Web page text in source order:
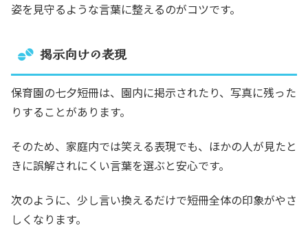
姿を見守るような言葉に整えるのがコツです。
掲示向けの表現
保育園の七夕短冊は、園内に掲示されたり、写真に残った
りすることがあります。
そのため、家庭内では笑える表現でも、ほかの人が見たと
きに誤解されにくい言葉を選ぶと安心です。
次のように、少し言い換えるだけで短冊全体の印象がやさ
しくなります。